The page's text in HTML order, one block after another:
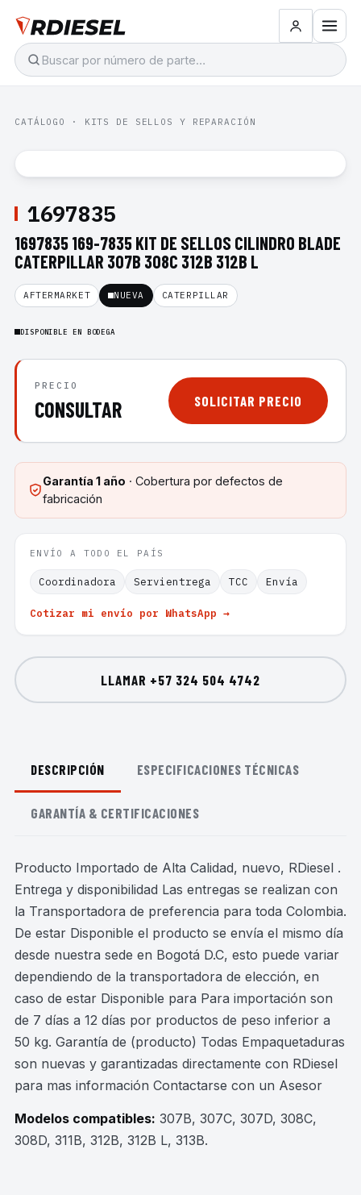
CATÁLOGO · KITS DE SELLOS Y REPARACIÓN
1697835
1697835 169-7835 KIT DE SELLOS CILINDRO BLADE
CATERPILLAR 307B 308C 312B 312B L
AFTERMARKET NUEVA CATERPILLAR
DISPONIBLE EN BODEGA
PRECIO
CONSULTAR SOLICITAR PRECIO
Garantía 1 año · Cobertura por defectos de
fabricación
ENVÍO A TODO EL PAÍS
Coordinadora Servientrega TCC Envía
Cotizar mi envío por WhatsApp →
LLAMAR +57 324 504 4742
DESCRIPCIÓN ESPECIFICACIONES TÉCNICAS
GARANTÍA & CERTIFICACIONES
Producto Importado de Alta Calidad, nuevo, RDiesel .
Entrega y disponibilidad Las entregas se realizan con
la Transportadora de preferencia para toda Colombia.
De estar Disponible el producto se envía el mismo día
desde nuestra sede en Bogotá D.C, esto puede variar
dependiendo de la transportadora de elección, en
caso de estar Disponible para Para importación son
de 7 días a 12 días por productos de peso inferior a
50 kg. Garantía de (producto) Todas Empaquetaduras
son nuevas y garantizadas directamente con RDiesel
para mas información Contactarse con un Asesor
Modelos compatibles: 307B, 307C, 307D, 308C,
308D, 311B, 312B, 312B L, 313B.